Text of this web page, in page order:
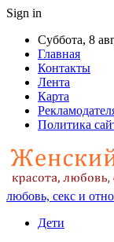
Sign in
Суббота, 8
Главная
Контакты
Лента
Карта
Политика
любовь, секс и
Дети